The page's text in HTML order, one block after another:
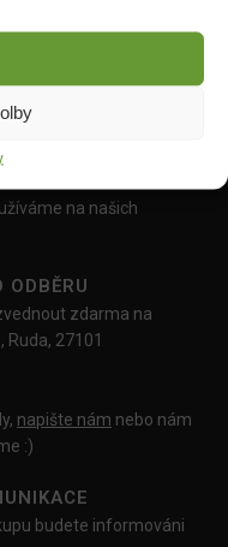
1500 KČ
Kč,
na našich
ODBĚRU
zdarma na
27101
napište nám nebo nám
:)
budete informováni